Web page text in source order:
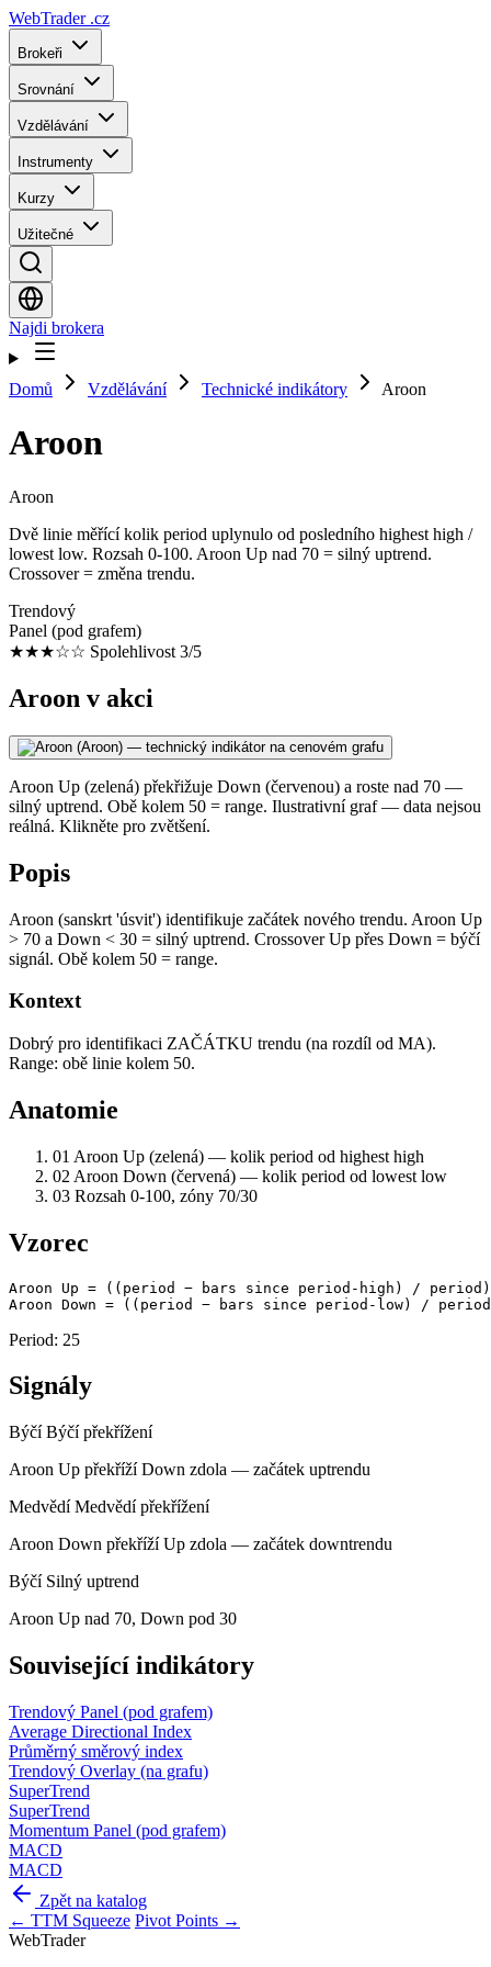
WebTrader .cz
Brokeři
Srovnání
Vzdělávání
Instrumenty
Kurzy
Užitečné
Najdi brokera
Domů Vzdělávání Technické indikátory Aroon
Aroon
Aroon
Dvě linie měřící kolik period uplynulo od posledního highest high /
lowest low. Rozsah 0-100. Aroon Up nad 70 = silný uptrend.
Crossover = změna trendu.
Trendový
Panel (pod grafem)
★★★☆☆ Spolehlivost 3/5
Aroon v akci
Aroon Up (zelená) překřižuje Down (červenou) a roste nad 70 —
silný uptrend. Obě kolem 50 = range. Ilustrativní graf — data nejsou
reálná. Klikněte pro zvětšení.
Popis
Aroon (sanskrt 'úsvit') identifikuje začátek nového trendu. Aroon Up
> 70 a Down < 30 = silný uptrend. Crossover Up přes Down = býčí
signál. Obě kolem 50 = range.
Kontext
Dobrý pro identifikaci ZAČÁTKU trendu (na rozdíl od MA).
Range: obě linie kolem 50.
Anatomie
01 Aroon Up (zelená) — kolik period od highest high
02 Aroon Down (červená) — kolik period od lowest low
03 Rozsah 0-100, zóny 70/30
Vzorec
Aroon Up = ((period − bars since period-high) /
Aroon Down = ((period − bars since period-low) /
Period: 25
Signály
BýčíBýčí překřížení
Aroon Up překříží Down zdola — začátek uptrendu
MedvědíMedvědí překřížení
Aroon Down překříží Up zdola — začátek downtrendu
Býčí Silný uptrend
Aroon Up nad 70, Down pod 30
Související indikátory
Trendový Panel (pod grafem)
Average Directional Index
Průměrný směrový index
Trendový Overlay (na grafu)
SuperTrend
SuperTrend
Momentum Panel (pod grafem)
MACD
MACD
Zpět na katalog
← TTM Squeeze Pivot Points →
WebTrader